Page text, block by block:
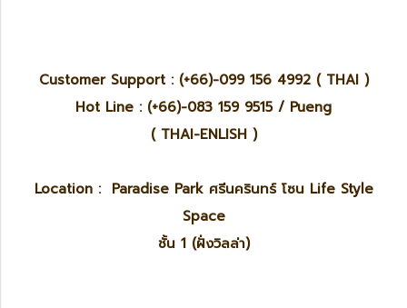
Customer Support : (+66)-099 156 4992 ( THAI )
Hot Line : (+66)-083 159 9515 / Pueng
( THAI-ENLISH )
Location : Paradise Park ศรีนครินทร์ โซน Life Style
Space
ชั้น 1 (ฝั่งวิลล่า)